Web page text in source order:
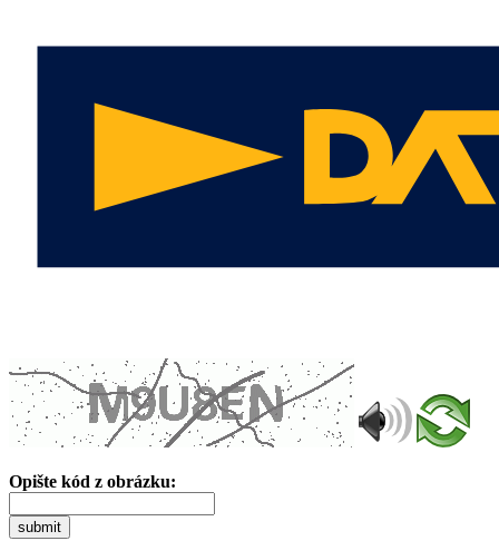
Opište kód z obrázku:
submit